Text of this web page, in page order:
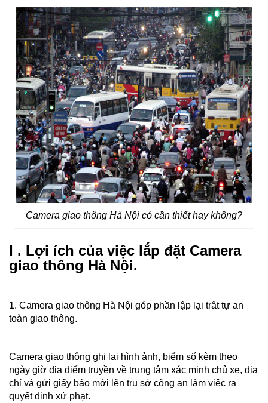
Camera giao thông Hà Nội có cần thiết hay không?
I . Lợi ích của việc lắp đặt Camera
giao thông Hà Nội.
1. Camera giao thông Hà Nội góp phần lập lại trât tự an
toàn giao thông.
Camera giao thông ghi lại hình ảnh, biểm số kèm theo
ngày giờ địa điểm truyền về trung tâm xác minh chủ xe, địa
chỉ và gửi giấy báo mời lên trụ sở công an làm việc ra
quyết đinh xử phạt.